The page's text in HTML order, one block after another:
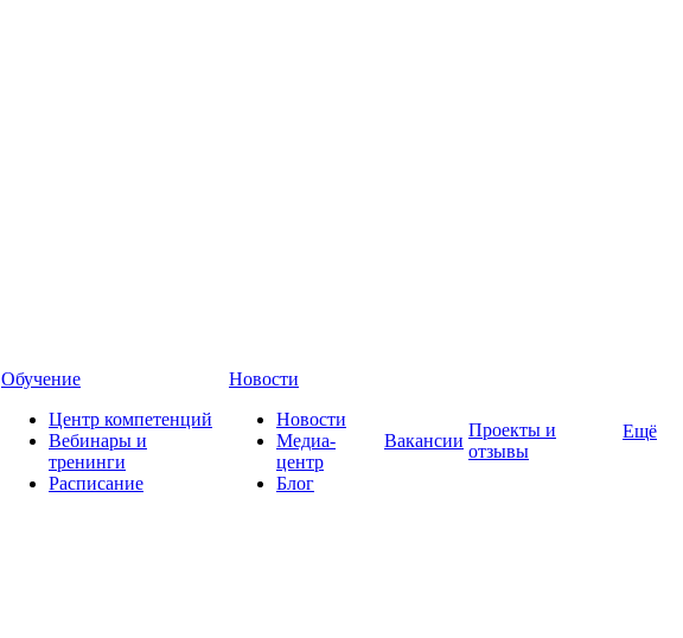
Обучение
Центр компетенций
Вебинары и
тренинги
Расписание
Новости
Новости
Медиа-
центр
Блог
Вакансии
Проекты и
отзывы
Ещё